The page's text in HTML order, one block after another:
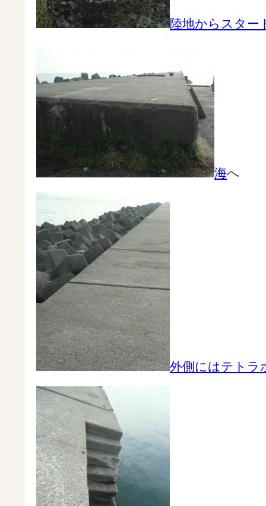
陸地からスター
海へ
外側にはテトラ